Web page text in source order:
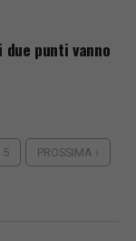
due punti vanno
5 PROSSIMA ›